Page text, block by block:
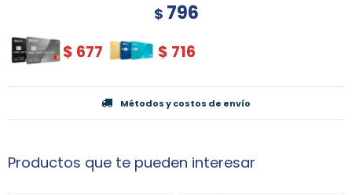
$ 796
$ 677 $ 716
Métodos y costos de envío
Productos que te pueden interesar